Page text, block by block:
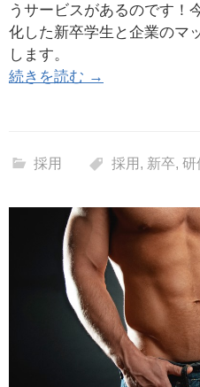
うサービスがあるのです！
化した新卒学生と企業のマ
します。
続きを読む →
採用 採用 , 新卒, 研